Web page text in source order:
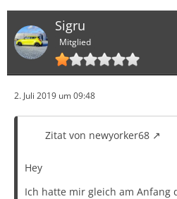
Sigru
Mitglied
2. Juli 2019 um 09:48
Zitat von newyorker68
Hey
Ich hatte mir gleich am Anfang